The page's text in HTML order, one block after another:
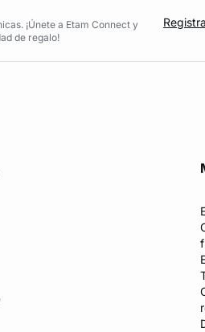
¡Únete a Etam Connect y
de regalo!